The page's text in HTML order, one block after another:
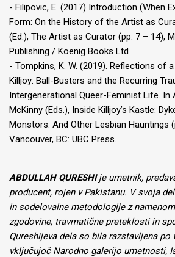
- Filipovic, E. (2017) Introduction (When
Form: On the History of the Artist as
(Ed.), The Artist as Curator (pp. 7 – 14),
Publishing / Koenig Books Ltd
- Tompkins, K. W. (2019). Reflections of
Killjoy: Ball-Busters and the Recurring
Intergenerational Queer-Feminist Life. In
McKinny (Eds.), Inside Killjoy’s Kastle:
Monstors. And Other Lesbian Hauntings
Vancouver, BC: UBC Press.
ABDULLAH QURESHIje umetnik,
producent, rojen v Pakistanu. V svoja
in sodelovalne metodologije z
zgodovine, travmatične preteklosti in
Qureshijeva dela so bila razstavljena po
vključujoč Narodno galerijo umetnosti,